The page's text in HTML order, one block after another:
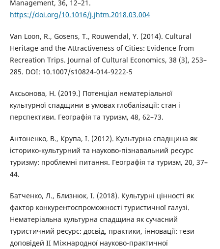
Management, 36, 12–21.
https://doi.org/10.1016/j.jhtm.2018.03.004
Van Loon, R., Gosens, T., Rouwendal, Y. (2014). Cultural
Heritage and the Attractiveness of Cities: Evidence from
Recreation Trips. Journal of Cultural Economics, 38 (3), 253–
285. DOI: 10.1007/s10824-014-9222-5
Аксьонова, Н. (2019.) Потенціал нематеріальної
культурної спадщини в умовах глобалізації: стан і
перспективи. Географія та туризм, 48, 62–73.
Антоненко, В., Крупа, І. (2012). Культурна спадщина як
історико-культурний та науково-пізнавальний ресурс
туризму: проблемні питання. Географія та туризм, 20, 37–
44.
Батченко, Л., Близнюк, І. (2018). Культурні цінності як
фактор конкурентоспроможності туристичної галузі.
Нематеріальна культурна спадщина як сучасний
туристичний ресурс: досвід, практики, інновації: тези
доповідей ІІ Міжнародної науково-практичної